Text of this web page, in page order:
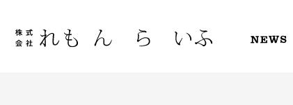
content
NEWS